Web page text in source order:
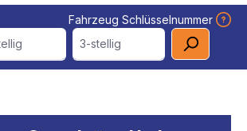
Fahrzeug Schlüsselnummer
3-stellig